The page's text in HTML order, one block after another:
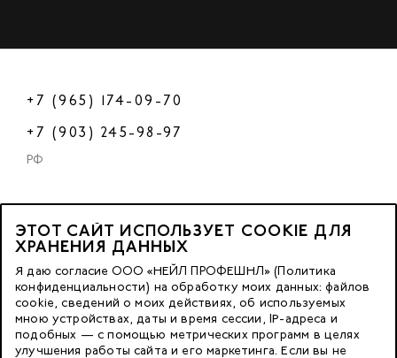
+7 (965) 174-09-70
+7 (903) 245-98-97
РФ
2023 © OOO «Нейл Профешнл».
Все права защищены.
Москва, м. Калужская,
ул. Бутлерова д. 17
«БЦ Нео Гео»^
ЭТОТ САЙТ ИСПОЛЬЗУЕТ COOKIE ДЛЯ
ХРАНЕНИЯ ДАННЫХ
Я даю согласие ООО «НЕЙЛ ПРОФЕШНЛ» (Политика
конфиденциальности) на обработку моих данных: файлов
cookie, сведений о моих действиях, об используемых
мною устройствах, даты и время сессии, IP-адреса и
подобных — с помощью метрических программ в целях
улучшения работы сайта и его маркетинга. Если вы не